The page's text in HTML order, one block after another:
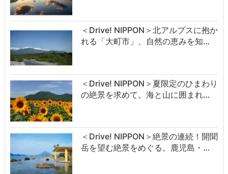
＜Drive! NIPPON＞北アルプスに抱か
れる「大町市」、自然の恵みを知…
＜Drive! NIPPON＞夏限定のひまわり
の絶景を求めて。海と山に囲まれ…
＜Drive! NIPPON＞絶景の連続！開聞
岳を望む絶景をめぐる。鹿児島・…